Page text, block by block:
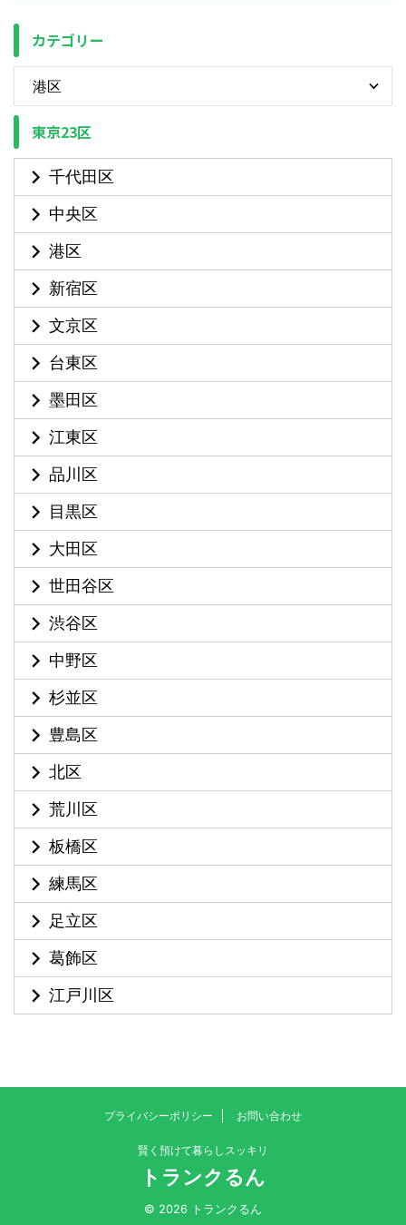
カテゴリー
東京23区
千代田区
中央区
港区
新宿区
文京区
台東区
墨田区
江東区
品川区
目黒区
大田区
世田谷区
渋谷区
中野区
杉並区
豊島区
北区
荒川区
板橋区
練馬区
足立区
葛飾区
江戸川区
プライバシーポリシー お問い合わせ
賢く預けて暮らしスッキリ
トランクるん
© 2026 トランクるん